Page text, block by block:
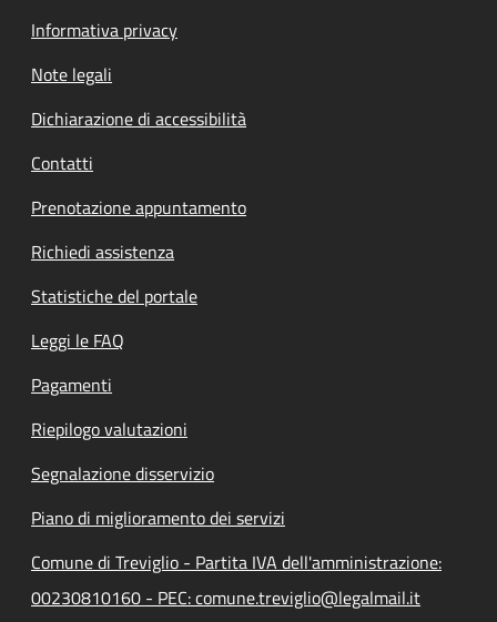
Informativa privacy
Note legali
Dichiarazione di accessibilità
Contatti
Prenotazione appuntamento
Richiedi assistenza
Statistiche del portale
Leggi le FAQ
Pagamenti
Riepilogo valutazioni
Segnalazione disservizio
Piano di miglioramento dei servizi
Comune di Treviglio - Partita IVA dell'amministrazione:
00230810160 - PEC: comune.treviglio@legalmail.it